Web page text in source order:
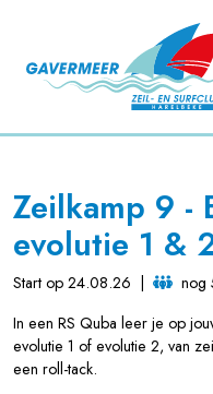
Zeilkamp 9 -
evolutie 1 &
Start op 24.08.26
nog
In een RS Quba leer je op
evolutie 1 of evolutie 2, van
een roll-tack.